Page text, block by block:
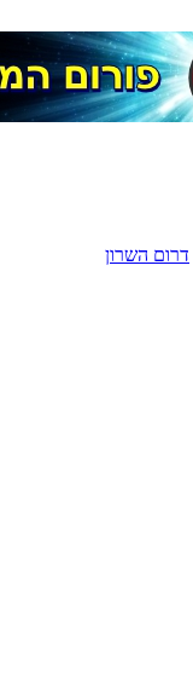
דרום השרון